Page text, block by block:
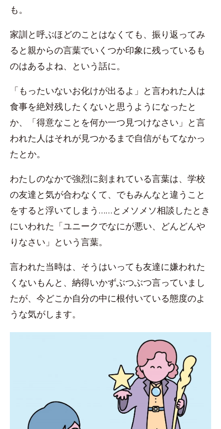
も。
家訓と呼ぶほどのことはなくても、振り返ってみ
ると親からの言葉でいくつか印象に残っているも
のはあるよね、という話に。
「もったいないお化けが出るよ」と言われた人は
食事を絶対残したくないと思うようになったと
か、「得意なことを何か一つ見つけなさい」と言
われた人はそれが見つかるまで自信がもてなかっ
たとか。
わたしのなかで強烈に刻まれている言葉は、学校
の友達と気が合わなくて、でもみんなと違うこと
をすると浮いてしまう……とメソメソ相談したとき
にいわれた「ユニークでなにが悪い、どんどんや
りなさい」という言葉。
言われた当時は、そうはいっても友達に嫌われた
くないもんと、納得いかずぶつぶつ言っていまし
たが、今どこか自分の中に根付いている態度のよ
うな気がします。